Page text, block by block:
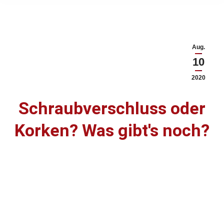
Aug.
10
2020
#wasistbesser #Vorurteile
Schraubverschluss oder
Korken? Was gibt's noch?